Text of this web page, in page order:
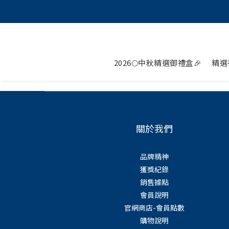
2026🌕中秋精選御禮盒🎉 精
關於我們
品牌精神
獲獎紀錄
銷售據點
會員說明
官網商店-會員點數
購物說明